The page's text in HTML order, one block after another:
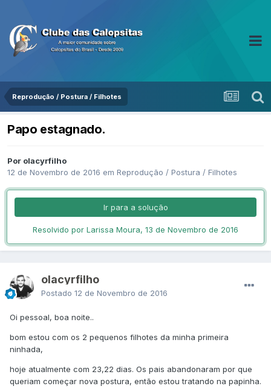
Reprodução / Postura / Filhotes
Papo estagnado.
Por olacyrfilho
12 de Novembro de 2016 em Reprodução / Postura / Filhotes
Ir para a solução
Resolvido por Larissa Moura, 13 de Novembro de 2016
olacyrfilho
Postado 12 de Novembro de 2016
Oi pessoal, boa noite..
bom estou com os 2 pequenos filhotes da minha primeira
ninhada,
hoje atualmente com 23,22 dias. Os pais abandonaram por que
queriam começar nova postura, então estou tratando na papinha.